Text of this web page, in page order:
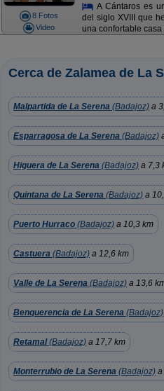
8 Fotos
Video
A Cántaros es
del siglo XVIII que
una confortable casa
Cerca de Zalamea de La
Malpartida de La Serena (Badajoz) a
Esparragosa de La Serena (Badajoz)
Higuera de La Serena (Badajoz) a 7,3
Quintana de La Serena (Badajoz) a
Puerto Hurraco (Badajoz) a 10,3 km
Castuera (Badajoz) a 12,6 km
Valle de La Serena (Badajoz) a 13,6
Benquerencia de La Serena (Badajoz)
Retamal(Badajoz) a 17,7 km
Monterrubio de La Serena (Badajoz) a